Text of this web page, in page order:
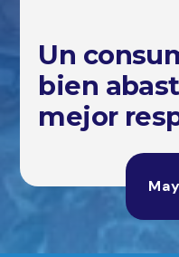
Un
bien
mejor